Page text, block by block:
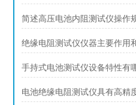
简述高压电池内阻测试仪操作
绝缘电阻测试仪仪器主要作用
手持式电池测试仪设备特性有
电池绝缘电阻测试仪具有高精